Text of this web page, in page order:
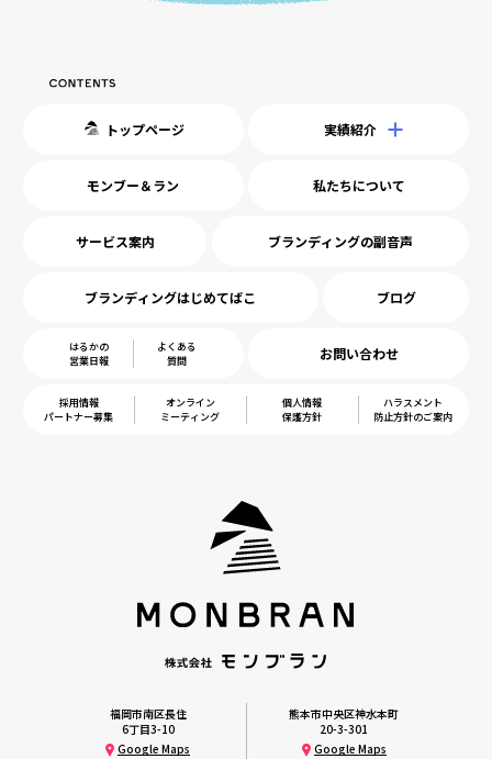
トップページ 実績紹介
モンブー＆ラン 私たちについて
サービス案内 ブランディングの副音声
ブランディングはじめてばこ ブログ
はるかの
営業日報
よくある
質問
お問い合わせ
採用情報
パートナー募集
オンライン
ミーティング
個人情報
保護方針
ハラスメント
防止方針のご案内
福岡市南区長住
6丁目3-10
Google Maps
熊本市中央区神水本町
20-3-301
Google Maps